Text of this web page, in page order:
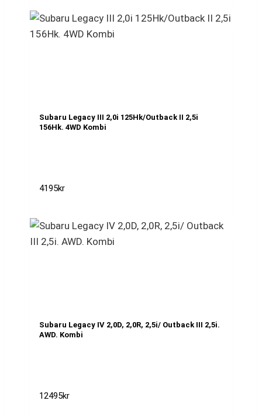
Subaru Legacy III 2,0i 125Hk/Outback II 2,5i
156Hk. 4WD Kombi
4195kr
Subaru Legacy IV 2,0D, 2,0R, 2,5i/ Outback III 2,5i.
AWD. Kombi
12495kr